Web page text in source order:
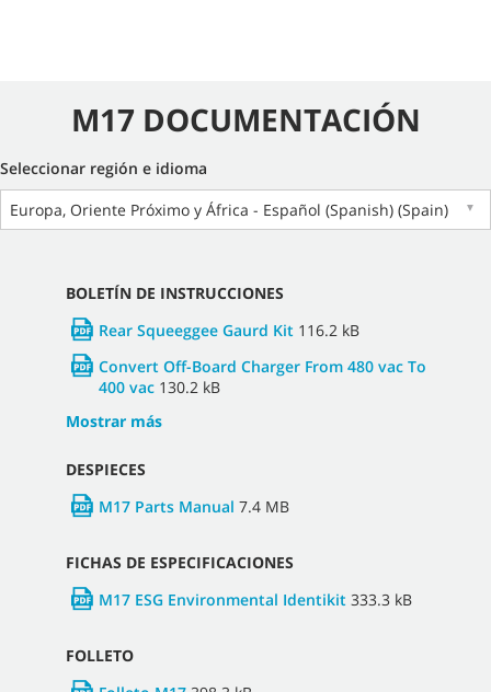
M17 DOCUMENTACIÓN
Seleccionar región e idioma
Europa, Oriente Próximo y África - Español (Spanish) (Spain)
▼
BOLETÍN DE INSTRUCCIONES
Rear Squeeggee Gaurd Kit 116.2 kB
Convert Off-Board Charger From 480 vac To
400 vac 130.2 kB
Mostrar más
DESPIECES
M17 Parts Manual 7.4 MB
FICHAS DE ESPECIFICACIONES
M17 ESG Environmental Identikit 333.3 kB
FOLLETO